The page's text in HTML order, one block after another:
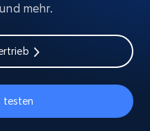
mehr.
testen